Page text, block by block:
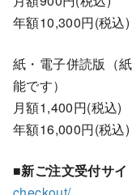
年額10,300円(税込
紙・電子併読版（
能です）
月額1,400円(税込)
年額16,000円(税込
■新ご注文受付サイ